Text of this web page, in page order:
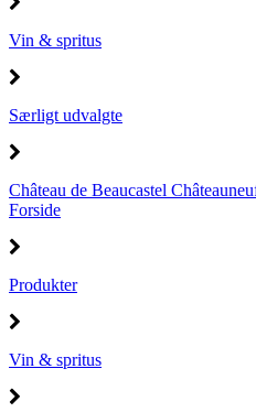
Vin & spritus
Særligt udvalgte
Château de Beaucastel
Forside
Produkter
Vin & spritus